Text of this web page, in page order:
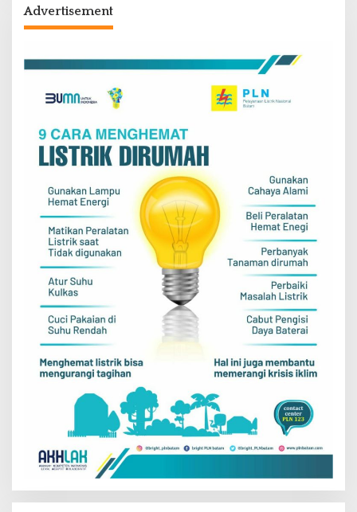
Advertisement